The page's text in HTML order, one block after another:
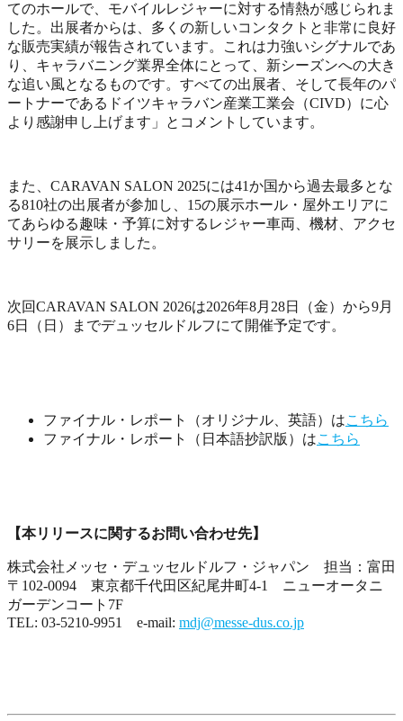
てのホールで、モバイルレジャーに対する情熱が感じられま
した。出展者からは、多くの新しいコンタクトと非常に良好
な販売実績が報告されています。これは力強いシグナルであ
り、キャラバニング業界全体にとって、新シーズンへの大き
な追い風となるものです。すべての出展者、そして長年のパ
ートナーであるドイツキャラバン産業工業会（CIVD）に心
より感謝申し上げます」とコメントしています。
また、CARAVAN SALON 2025には41か国から過去最多とな
る810社の出展者が参加し、15の展示ホール・屋外エリアに
てあらゆる趣味・予算に対するレジャー車両、機材、アクセ
サリーを展示しました。
次回CARAVAN SALON 2026は2026年8月28日（金）から9月
6日（日）までデュッセルドルフにて開催予定です。
ファイナル・レポート（オリジナル、英語）はこちら
ファイナル・レポート（日本語抄訳版）はこちら
【本リリースに関するお問い合わせ先】
株式会社メッセ・デュッセルドルフ・ジャパン 担当：富田
〒102-0094 東京都千代田区紀尾井町4-1 ニューオータニ
ガーデンコート7F
TEL: 03-5210-9951 e-mail: mdj@messe-dus.co.jp